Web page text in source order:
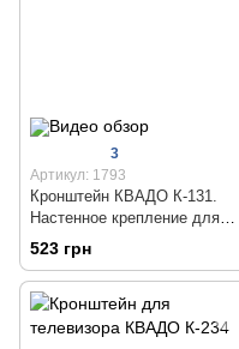
3
Артикул: 1793
Кронштейн КВАДО К-131.
Настенное крепление для
телевизора 23 - 43 дюймов
523 грн